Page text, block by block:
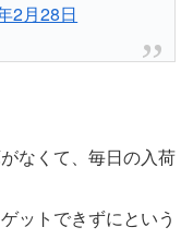
2月28日
なくて、毎日の入荷
ットできずにという